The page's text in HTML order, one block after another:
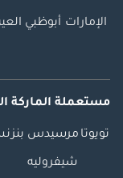
الإمارات أبوظبي
مستعملة الماركة
تويوتا مرسيدس بنز
شيفروليه